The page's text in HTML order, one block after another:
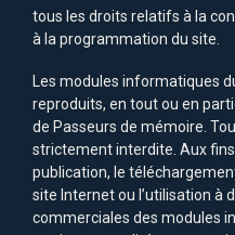
tous les droits relatifs à la
à la programmation du site.
Les modules informatiques
reproduits, en tout ou en
de Passeurs de mémoire.
strictement interdite. Aux
publication, le
site Internet ou l’utilisation à
commerciales des modules